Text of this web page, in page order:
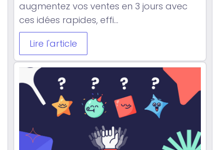
augmentez vos ventes en 3 jours avec
ces idées rapides, effi...
Lire l'article